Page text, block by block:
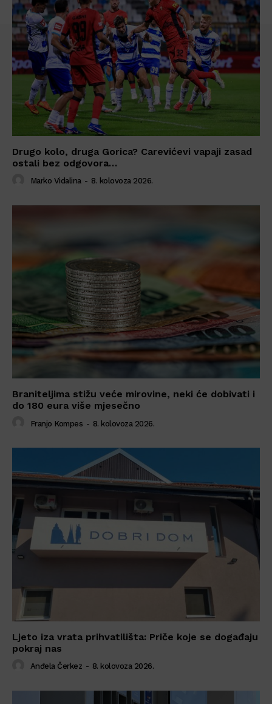
Drugo kolo, druga Gorica? Carevićevi vapaji zasad
ostali bez odgovora…
Marko Vidalina - 8. kolovoza 2026.
Braniteljima stižu veće mirovine, neki će dobivati i
do 180 eura više mjesečno
Franjo Kompes - 8. kolovoza 2026.
Ljeto iza vrata prihvatilišta: Priče koje se događaju
pokraj nas
Anđela Čerkez - 8. kolovoza 2026.